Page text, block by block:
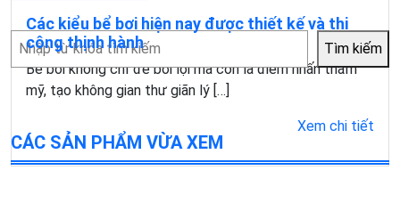
Các kiểu bể bơi hiện nay được thiết kế và thi
công thịnh hành
Bể bơi không chỉ để bơi lội mà còn là điểm nhấn thẩm
mỹ, tạo không gian thư giãn lý […]
Xem chi tiết
Tìm
kiếm
Tìm kiếm
CÁC SẢN PHẨM VỪA XEM